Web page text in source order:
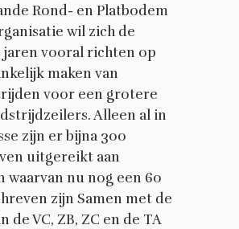
Rond- en Platbodem
wil zich de
jaren vooral richten op
maken van
voor een grotere
Alleen al in
zijn er bijna 300
uitgereikt aan
waarvan nu nog een 60
zijn Samen met de
de VC, ZB, ZC en de TA